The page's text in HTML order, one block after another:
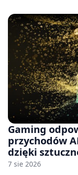
Gaming
przychodów
dzięki
7 sie 2026